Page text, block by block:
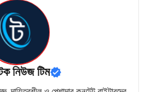
নিউজ টিম